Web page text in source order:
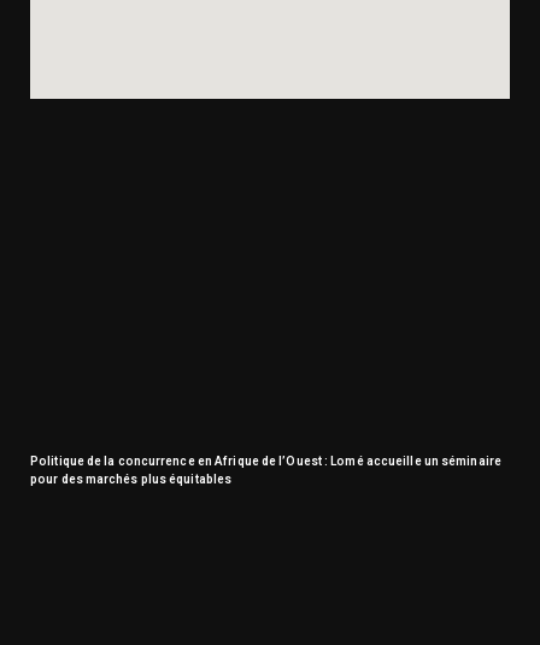
Politique de la concurrence en Afrique de l’Ouest : Lomé accueille un séminaire
pour des marchés plus équitables